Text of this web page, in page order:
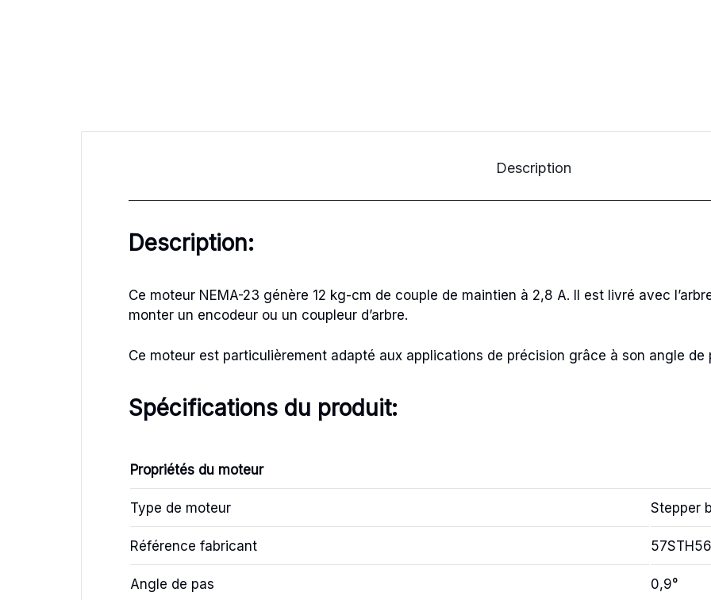
Description
Description:
Ce moteur NEMA-23 génère 12 kg-cm de couple de maintien à 2,8 A. Il est livré avec
monter un encodeur ou un coupleur d’arbre.
Ce moteur est particulièrement adapté aux applications de précision grâce à son angle de
Spécifications du produit:
Propriétés du moteur
Type de moteur Stepper
Référence fabricant
Angle de pas 0,9°